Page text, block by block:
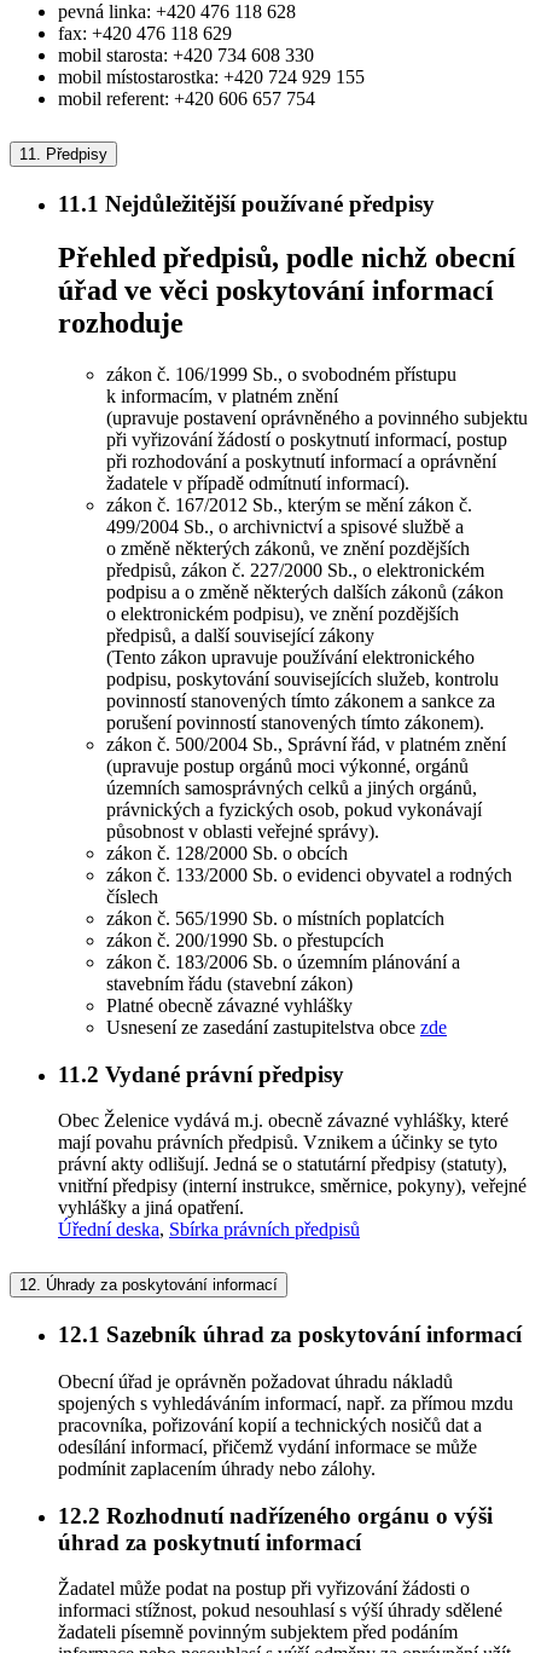
pevná linka: +420 476 118 628
fax: +420 476 118 629
mobil starosta: +420 734 608 330
mobil místostarostka: +420 724 929 155
mobil referent: +420 606 657 754
11. Předpisy
11.1 Nejdůležitější používané předpisy
Přehled předpisů, podle nichž obecní
úřad ve věci poskytování informací
rozhoduje
zákon č. 106/1999 Sb., o svobodném přístupu
k informacím, v platném znění
(upravuje postavení oprávněného a povinného subjektu
při vyřizování žádostí o poskytnutí informací, postup
při rozhodování a poskytnutí informací a oprávnění
žadatele v případě odmítnutí informací).
zákon č. 167/2012 Sb., kterým se mění zákon č.
499/2004 Sb., o archivnictví a spisové službě a
o změně některých zákonů, ve znění pozdějších
předpisů, zákon č. 227/2000 Sb., o elektronickém
podpisu a o změně některých dalších zákonů (zákon
o elektronickém podpisu), ve znění pozdějších
předpisů, a další související zákony
(Tento zákon upravuje používání elektronického
podpisu, poskytování souvisejících služeb, kontrolu
povinností stanovených tímto zákonem a sankce za
porušení povinností stanovených tímto zákonem).
zákon č. 500/2004 Sb., Správní řád, v platném znění
(upravuje postup orgánů moci výkonné, orgánů
územních samosprávných celků a jiných orgánů,
právnických a fyzických osob, pokud vykonávají
působnost v oblasti veřejné správy).
zákon č. 128/2000 Sb. o obcích
zákon č. 133/2000 Sb. o evidenci obyvatel a rodných
číslech
zákon č. 565/1990 Sb. o místních poplatcích
zákon č. 200/1990 Sb. o přestupcích
zákon č. 183/2006 Sb. o územním plánování a
stavebním řádu (stavební zákon)
Platné obecně závazné vyhlášky
Usnesení ze zasedání zastupitelstva obce zde
11.2 Vydané právní předpisy
Obec Želenice vydává m.j. obecně závazné vyhlášky, které
mají povahu právních předpisů. Vznikem a účinky se tyto
právní akty odlišují. Jedná se o statutární předpisy (statuty),
vnitřní předpisy (interní instrukce, směrnice, pokyny), veřejné
vyhlášky a jiná opatření.
Úřední deska, Sbírka právních předpisů
12. Úhrady za poskytování informací
12.1 Sazebník úhrad za poskytování informací
Obecní úřad je oprávněn požadovat úhradu nákladů
spojených s vyhledáváním informací, např. za přímou mzdu
pracovníka, pořizování kopií a technických nosičů dat a
odesílání informací, přičemž vydání informace se může
podmínit zaplacením úhrady nebo zálohy.
12.2 Rozhodnutí nadřízeného orgánu o výši
úhrad za poskytnutí informací
Žadatel může podat na postup při vyřizování žádosti o
informaci stížnost, pokud nesouhlasí s výší úhrady sdělené
žadateli písemně povinným subjektem před podáním